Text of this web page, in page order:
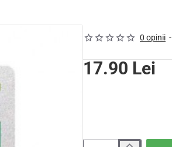
0 opinii -
17.90 Lei